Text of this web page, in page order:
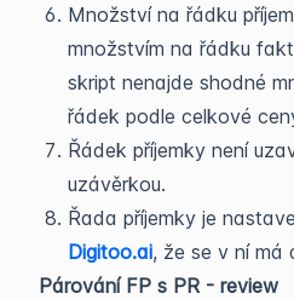
Množství na řádku
množstvím na řádku
skript nenajde shodné
řádek podle celkové
Řádek příjemky není
uzávěrkou.
Řada příjemky je
Digitoo.ai, že se v ní má
Párování FP s PR - review